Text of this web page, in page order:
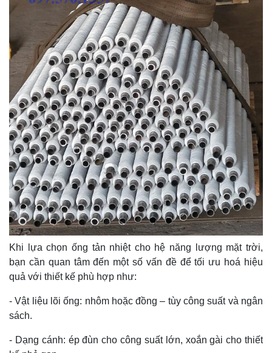
Khi lựa chọn ống tản nhiệt cho hệ năng lượng mặt trời,
bạn cần quan tâm đến một số vấn đề để tối ưu hoá hiệu
quả với thiết kế phù hợp như:
- Vật liệu lõi ống: nhôm hoặc đồng – tùy công suất và ngân
sách.
- Dạng cánh: ép đùn cho công suất lớn, xoắn gài cho thiết